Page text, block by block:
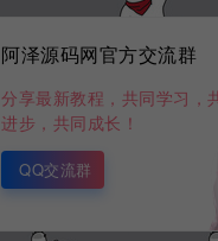
户端+详细搭建教程
阿泽源码网官方交流群
分享最新教程，共同学习，
进步，共同成长！
QQ交流群